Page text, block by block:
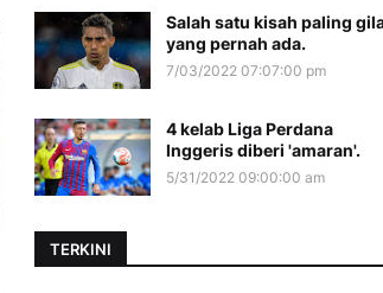
Salah satu kisah paling
yang pernah ada.
7/03/2022 07:07:00 pm
4 kelab Liga Perdana
Inggeris diberi 'amaran'.
5/31/2022 09:00:00 am
TERKINI